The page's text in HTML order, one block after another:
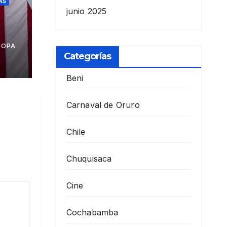
junio 2025
Categorías
Beni
Carnaval de Oruro
Chile
Chuquisaca
Cine
Cochabamba